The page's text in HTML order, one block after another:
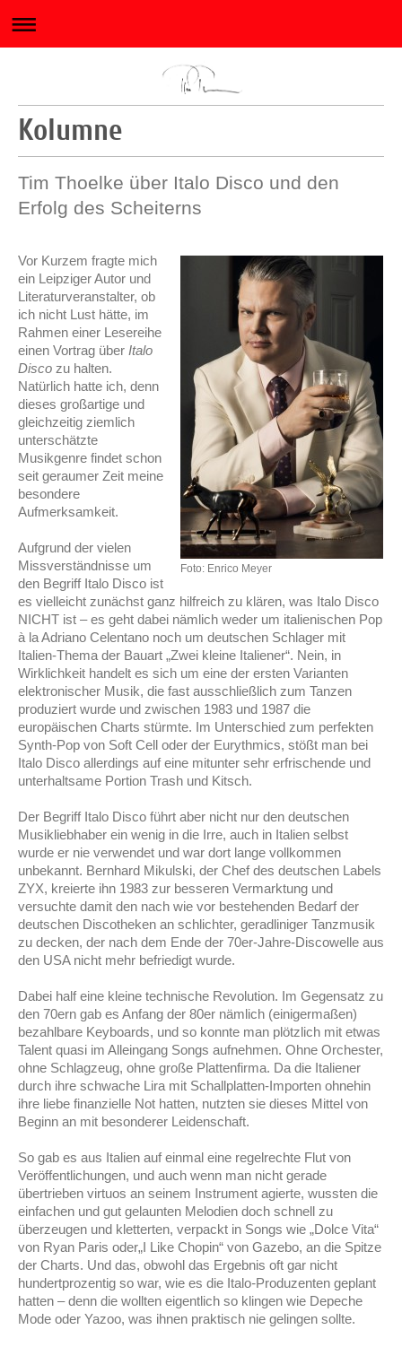
Kolumne
Tim Thoelke über Italo Disco und den
Erfolg des Scheiterns
Foto: Enrico Meyer
Vor Kurzem fragte mich
ein Leipziger Autor und
Literaturveranstalter, ob
ich nicht Lust hätte, im
Rahmen einer Lesereihe
einen Vortrag über Italo
Disco zu halten.
Natürlich hatte ich, denn
dieses großartige und
gleichzeitig ziemlich
unterschätzte
Musikgenre findet schon
seit geraumer Zeit meine
besondere
Aufmerksamkeit.
Aufgrund der vielen
Missverständnisse um
den Begriff Italo Disco ist
es vielleicht zunächst ganz hilfreich zu klären, was Italo Disco
NICHT ist – es geht dabei nämlich weder um italienischen Pop
à la Adriano Celentano noch um deutschen Schlager mit
Italien-Thema der Bauart „Zwei kleine Italiener“. Nein, in
Wirklichkeit handelt es sich um eine der ersten Varianten
elektronischer Musik, die fast ausschließlich zum Tanzen
produziert wurde und zwischen 1983 und 1987 die
europäischen Charts stürmte. Im Unterschied zum perfekten
Synth-Pop von Soft Cell oder der Eurythmics, stößt man bei
Italo Disco allerdings auf eine mitunter sehr erfrischende und
unterhaltsame Portion Trash und Kitsch.
Der Begriff Italo Disco führt aber nicht nur den deutschen
Musikliebhaber ein wenig in die Irre, auch in Italien selbst
wurde er nie verwendet und war dort lange vollkommen
unbekannt. Bernhard Mikulski, der Chef des deutschen Labels
ZYX, kreierte ihn 1983 zur besseren Vermarktung und
versuchte damit den nach wie vor bestehenden Bedarf der
deutschen Discotheken an schlichter, geradliniger Tanzmusik
zu decken, der nach dem Ende der 70er-Jahre-Discowelle aus
den USA nicht mehr befriedigt wurde.
Dabei half eine kleine technische Revolution. Im Gegensatz zu
den 70ern gab es Anfang der 80er nämlich (einigermaßen)
bezahlbare Keyboards, und so konnte man plötzlich mit etwas
Talent quasi im Alleingang Songs aufnehmen. Ohne Orchester,
ohne Schlagzeug, ohne große Plattenfirma. Da die Italiener
durch ihre schwache Lira mit Schallplatten-Importen ohnehin
ihre liebe finanzielle Not hatten, nutzten sie dieses Mittel von
Beginn an mit besonderer Leidenschaft.
So gab es aus Italien auf einmal eine regelrechte Flut von
Veröffentlichungen, und auch wenn man nicht gerade
übertrieben virtuos an seinem Instrument agierte, wussten die
einfachen und gut gelaunten Melodien doch schnell zu
überzeugen und kletterten, verpackt in Songs wie „Dolce Vita“
von Ryan Paris oder„I Like Chopin“ von Gazebo, an die Spitze
der Charts. Und das, obwohl das Ergebnis oft gar nicht
hundertprozentig so war, wie es die Italo-Produzenten geplant
hatten – denn die wollten eigentlich so klingen wie Depeche
Mode oder Yazoo, was ihnen praktisch nie gelingen sollte.